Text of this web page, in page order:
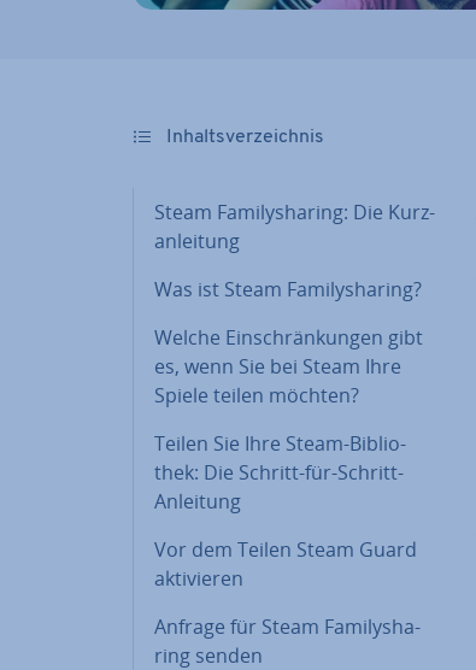
In­halts­ver­zeich­nis
Steam Fa­mi­lys­ha­ring: Die Kurz­
an­lei­tung
Was ist Steam Fa­mi­lys­ha­ring?
Welche Ein­schrän­kun­gen gibt
es, wenn Sie bei Steam Ihre
Spiele teilen möchten?
Teilen Sie Ihre Steam-Bi­blio­
thek: Die Schritt-für-Schritt-
Anleitung
Vor dem Teilen Steam Guard
ak­ti­vie­ren
Anfrage für Steam Fa­mi­lys­ha­
ring senden